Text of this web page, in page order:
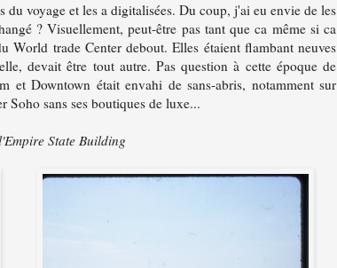
voyage et les a digitalisées. Du coup, j'ai eu envie de les
? Visuellement, peut-être pas tant que ca même si ca
trade Center debout. Elles étaient flambant neuves
devait être tout autre. Pas question à cette époque de
et Downtown était envahi de sans-abris, notamment sur
sans ses boutiques de luxe...
State Building